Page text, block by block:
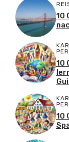
10
10
10